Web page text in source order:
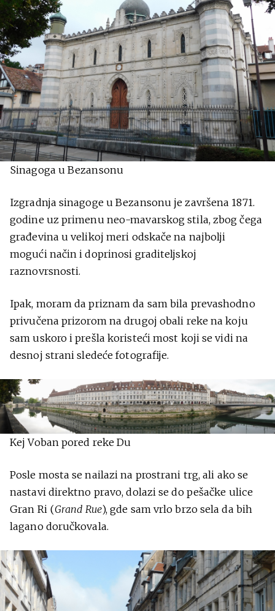
Sinagoga u Bezansonu
Izgradnja sinagoge u Bezansonu je završena 1871.
godine uz primenu neo-mavarskog stila, zbog čega
građevina u velikoj meri odskače na najbolji
mogući način i doprinosi graditeljskoj
raznovrsnosti.
Ipak, moram da priznam da sam bila prevashodno
privučena prizorom na drugoj obali reke na koju
sam uskoro i prešla koristeći most koji se vidi na
desnoj strani sledeće fotografije.
Kej Voban pored reke Du
Posle mosta se nailazi na prostrani trg, ali ako se
nastavi direktno pravo, dolazi se do pešačke ulice
Gran Ri (Grand Rue), gde sam vrlo brzo sela da bih
lagano doručkovala.